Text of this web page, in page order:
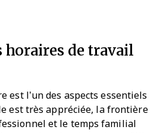
horaires de travail
est l’un des aspects essentiels
est très appréciée, la frontière
et le temps familial